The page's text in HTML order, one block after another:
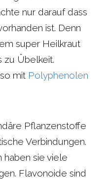
nur darauf dass
ist. Denn
super Heilkraut
zu Übelkeit.
mit Polyphenolen
Pflanzenstoffe
Verbindungen.
haben sie viele
Flavonoide sind